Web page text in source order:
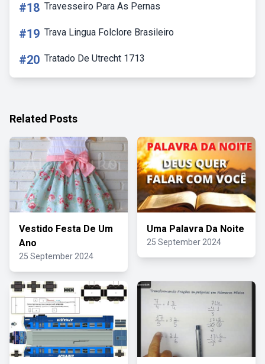
#18 Travesseiro Para As Pernas
#19 Trava Lingua Folclore Brasileiro
#20 Tratado De Utrecht 1713
Related Posts
Vestido Festa De Um
Ano
25 September 2024
Uma Palavra Da Noite
25 September 2024